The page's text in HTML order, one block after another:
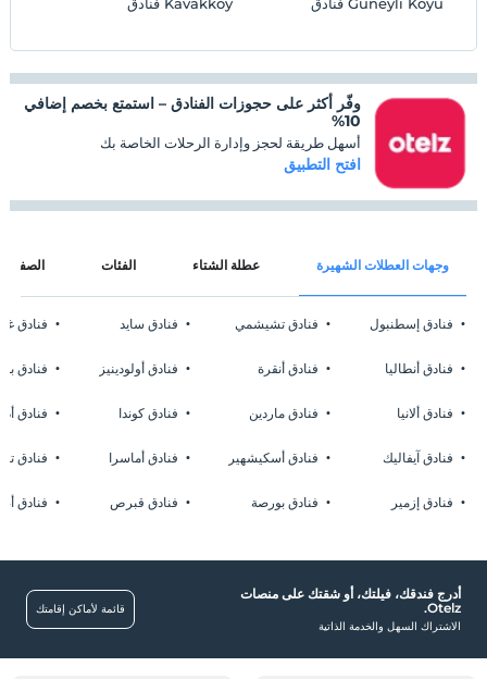
وفّر أكثر على حجوزات الفنادق – استمتع بخصم إضافي
10%
أسهل طريقة لحجز وإدارة الرحلات الخاصة بك
افتح التطبيق
وجهات العطلات الشهيرة عطلة الشتاء الفئات
فنادق إسطنبول
فنادق أنطاليا
فنادق ألانيا
فنادق آيفاليك
فنادق إزمير
فنادق تشيشمي
فنادق أنقرة
فنادق ماردين
فنادق أسكيشهير
فنادق بورصة
فنادق سايد
فنادق أولودينيز
فنادق كوندا
فنادق أماسرا
فنادق قبرص
فنادق
فنادق
فنادق
فنادق
فنادق
أدرج فندقك، فيلتك، أو شقتك على منصات
Otelz.
الاشتراك السهل والخدمة الذاتية
قائمة لأماكن إقامتك